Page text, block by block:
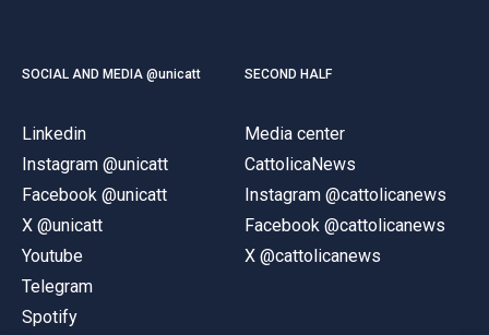
SOCIAL AND MEDIA @unicatt
Linkedin
Instagram @unicatt
Facebook @unicatt
X @unicatt
Youtube
Telegram
Spotify
SECOND HALF
Media center
CattolicaNews
Instagram @cattolicanews
Facebook @cattolicanews
X @cattolicanews